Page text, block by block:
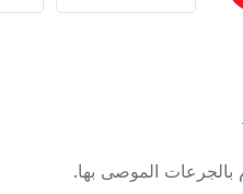
بالجرعات الموصى بها.